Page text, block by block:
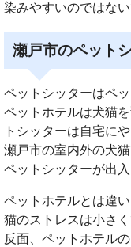
染みやすいのではない
瀬戸市のペット
ペットシッターはペ
ペットホテルは犬猫
トシッターは自宅に
瀬戸市の室内外の犬
ペットシッターが出
ペットホテルとは違
猫のストレスは小さく
反面、ペットホテル